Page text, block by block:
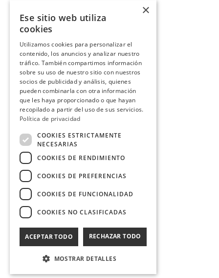
×
Ese sitio web utiliza
cookies
Utilizamos cookies para personalizar el
contenido, los anuncios y analizar nuestro
tráfico. También compartimos información
sobre su uso de nuestro sitio con nuestros
socios de publicidad y análisis, quienes
pueden combinarla con otra información
que les haya proporcionado o que hayan
recopilado a partir del uso de sus servicios.
Política de privacidad
COOKIES ESTRICTAMENTE
NECESARIAS
COOKIES DE RENDIMIENTO
COOKIES DE PREFERENCIAS
COOKIES DE FUNCIONALIDAD
COOKIES NO CLASIFICADAS
ACEPTAR TODO RECHAZAR TODO
MOSTRAR DETALLES